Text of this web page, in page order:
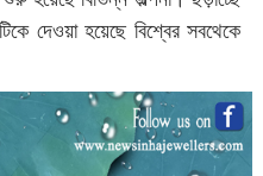
দেওয়া হয়েছে বিশ্বের সবথেকে